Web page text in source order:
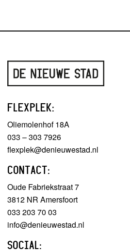
FLEXPLEK:
Oliemolenhof 18A
033 – 303 7926
flexplek@denieuwestad.nl
CONTACT:
Oude Fabriekstraat 7
3812 NR Amersfoort
033 203 70 03
info@denieuwestad.nl
SOCIAL: